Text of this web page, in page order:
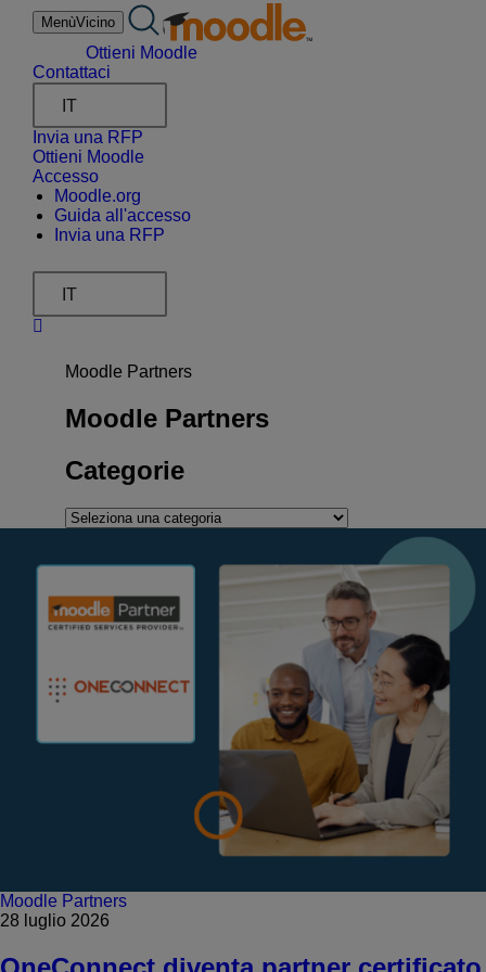
Salta
MenùVicino
Ottieni Moodle
Contattaci
IT
Invia una RFP
Ottieni Moodle
Accesso
Moodle.org
Guida all'accesso
Invia una RFP
IT
Moodle Partners
Moodle Partners
Categorie
Categorie
Moodle Partners
28 luglio 2026